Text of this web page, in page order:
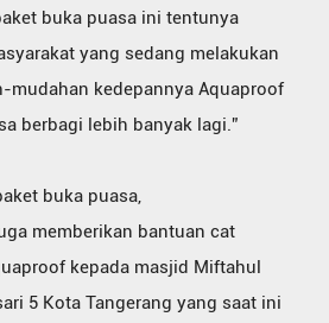
buka puasa ini tentunya
yang sedang melakukan
mudahan kedepannya Aquaproof
berbagi lebih banyak lagi.”
buka puasa,
memberikan bantuan cat
kepada masjid Miftahul
5 Kota Tangerang yang saat ini